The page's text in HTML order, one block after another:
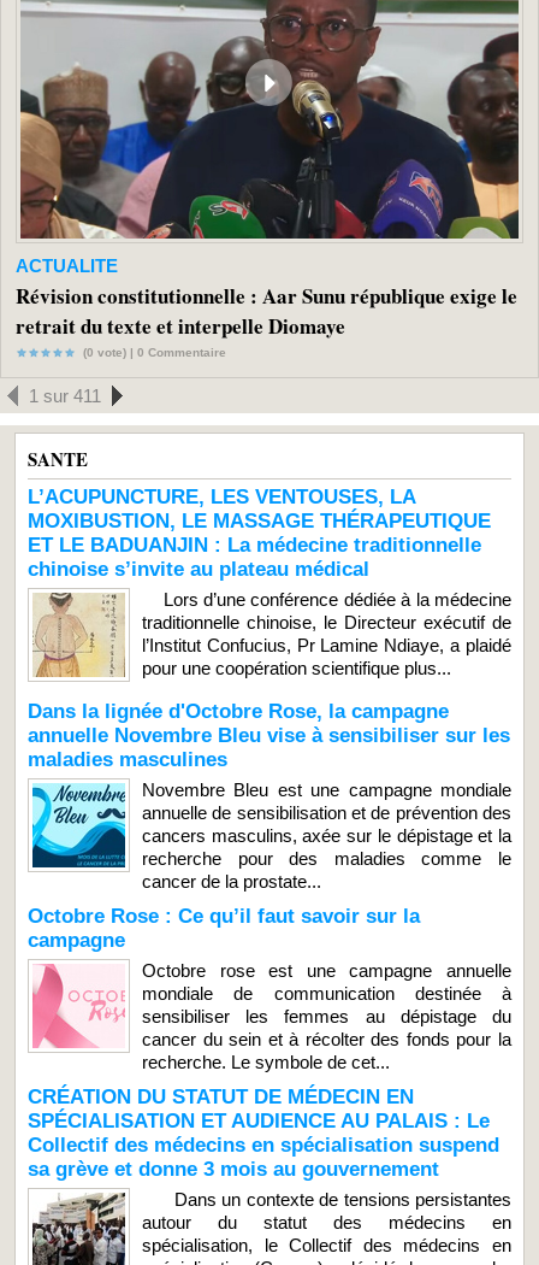
ACTUALITE
Révision constitutionnelle : Aar Sunu république exige le
retrait du texte et interpelle Diomaye
(0 vote) | 0 Commentaire
1 sur 411
SANTE
L’ACUPUNCTURE, LES VENTOUSES, LA
MOXIBUSTION, LE MASSAGE THÉRAPEUTIQUE
ET LE BADUANJIN : La médecine traditionnelle
chinoise s’invite au plateau médical
Lors d’une conférence dédiée à la médecine
traditionnelle chinoise, le Directeur exécutif de
l’Institut Confucius, Pr Lamine Ndiaye, a plaidé
pour une coopération scientifique plus...
Dans la lignée d'Octobre Rose, la campagne
annuelle Novembre Bleu vise à sensibiliser sur les
maladies masculines
Novembre Bleu est une campagne mondiale
annuelle de sensibilisation et de prévention des
cancers masculins, axée sur le dépistage et la
recherche pour des maladies comme le
cancer de la prostate...
Octobre Rose : Ce qu’il faut savoir sur la
campagne
Octobre rose est une campagne annuelle
mondiale de communication destinée à
sensibiliser les femmes au dépistage du
cancer du sein et à récolter des fonds pour la
recherche. Le symbole de cet...
CRÉATION DU STATUT DE MÉDECIN EN
SPÉCIALISATION ET AUDIENCE AU PALAIS : Le
Collectif des médecins en spécialisation suspend
sa grève et donne 3 mois au gouvernement
Dans un contexte de tensions persistantes
autour du statut des médecins en
spécialisation, le Collectif des médecins en